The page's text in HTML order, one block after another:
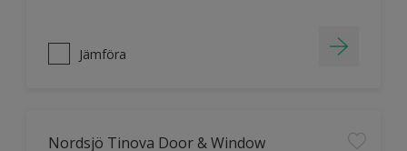
Jämföra
Nordsjö Tinova Door & Window